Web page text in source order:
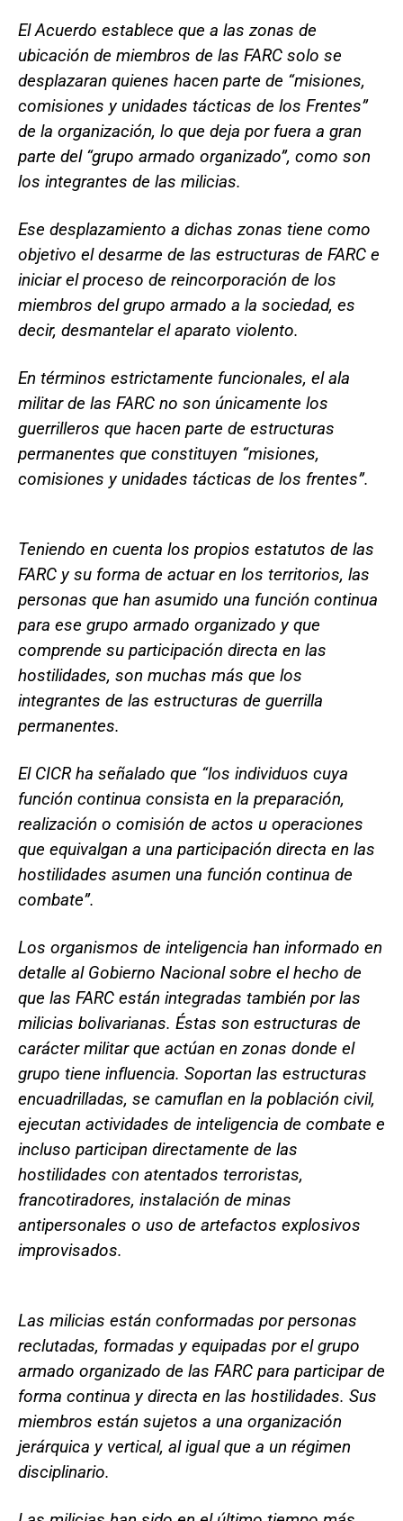
El Acuerdo establece que a las zonas de
ubicación de miembros de las FARC solo se
desplazaran quienes hacen parte de “misiones,
comisiones y unidades tácticas de los Frentes”
de la organización, lo que deja por fuera a gran
parte del “grupo armado organizado”, como son
los integrantes de las milicias.
Ese desplazamiento a dichas zonas tiene como
objetivo el desarme de las estructuras de FARC e
iniciar el proceso de reincorporación de los
miembros del grupo armado a la sociedad, es
decir, desmantelar el aparato violento.
En términos estrictamente funcionales, el ala
militar de las FARC no son únicamente los
guerrilleros que hacen parte de estructuras
permanentes que constituyen “misiones,
comisiones y unidades tácticas de los frentes”.
Teniendo en cuenta los propios estatutos de las
FARC y su forma de actuar en los territorios, las
personas que han asumido una función continua
para ese grupo armado organizado y que
comprende su participación directa en las
hostilidades, son muchas más que los
integrantes de las estructuras de guerrilla
permanentes.
El CICR ha señalado que “los individuos cuya
función continua consista en la preparación,
realización o comisión de actos u operaciones
que equivalgan a una participación directa en las
hostilidades asumen una función continua de
combate”.
Los organismos de inteligencia han informado en
detalle al Gobierno Nacional sobre el hecho de
que las FARC están integradas también por las
milicias bolivarianas. Éstas son estructuras de
carácter militar que actúan en zonas donde el
grupo tiene influencia. Soportan las estructuras
encuadrilladas, se camuflan en la población civil,
ejecutan actividades de inteligencia de combate e
incluso participan directamente de las
hostilidades con atentados terroristas,
francotiradores, instalación de minas
antipersonales o uso de artefactos explosivos
improvisados.
Las milicias están conformadas por personas
reclutadas, formadas y equipadas por el grupo
armado organizado de las FARC para participar de
forma continua y directa en las hostilidades. Sus
miembros están sujetos a una organización
jerárquica y vertical, al igual que a un régimen
disciplinario.